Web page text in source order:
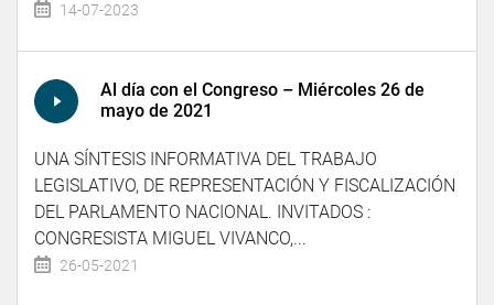
14-07-2023
Al día con el Congreso – Miércoles 26 de
mayo de 2021
UNA SÍNTESIS INFORMATIVA DEL TRABAJO
LEGISLATIVO, DE REPRESENTACIÓN Y FISCALIZACIÓN
DEL PARLAMENTO NACIONAL. INVITADOS :
CONGRESISTA MIGUEL VIVANCO,...
26-05-2021